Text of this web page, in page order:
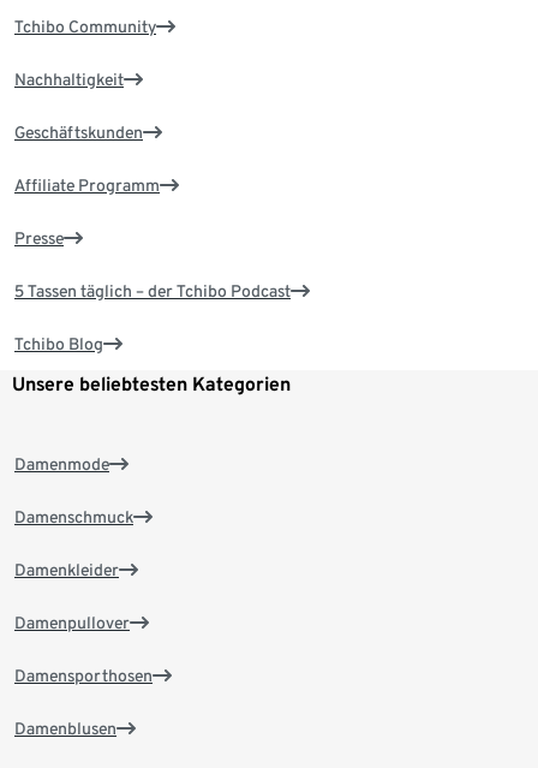
Tchibo Community
Nachhaltigkeit
Geschäftskunden
Affiliate Programm
Presse
5 Tassen täglich – der Tchibo Podcast
Tchibo Blog
Unsere beliebtesten Kategorien
Damenmode
Damenschmuck
Damenkleider
Damenpullover
Damensporthosen
Damenblusen